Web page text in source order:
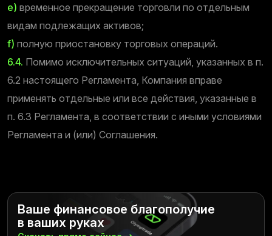
e) временное прекращение торговли по отдельным
видам подлежащих активов;
f) полную приостановку торговых операций.
6.4. Помимо исключительных ситуаций, указанных в п.
6.2 настоящего Регламента, Компания вправе
применять отдельные или все действия, указанные в
п. 6.3 Регламента, в соответствии с иными условиями
Регламента и (или) Соглашения.
Ваше финансовое благополучие
в ваших руках